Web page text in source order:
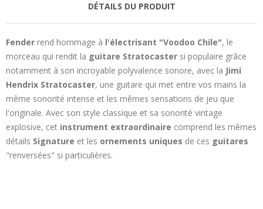
DÉTAILS DU PRODUIT
Fender rend hommage à l'électrisant "Voodoo Chile", le
morceau qui rendit la guitare Stratocaster si populaire grâce
notamment à son incroyable polyvalence sonore, avec la Jimi
Hendrix Stratocaster, une guitare qui met entre vos mains la
même sonorité intense et les mêmes sensations de jeu que
l'originale. Avec son style classique et sa sonorité vintage
explosive, cet instrument extraordinaire comprend les mêmes
détails Signature et les ornements uniques de ces guitares
"renversées" si particulières.